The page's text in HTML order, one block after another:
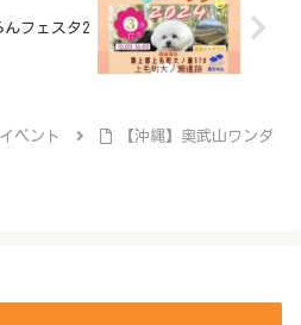
んフェスタ2
ベント
【沖縄】奥武山ワンダ